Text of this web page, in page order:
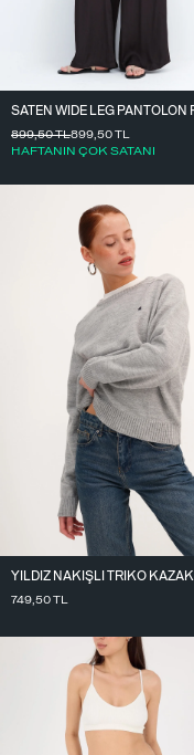
899,50TL
HAFTANIN ÇOK SATANI
899,50TL
749,50TL